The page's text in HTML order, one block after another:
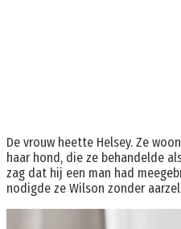
De vrouw heette Helsey. Ze
haar hond, die ze behandelde
zag dat hij een man had
nodigde ze Wilson zonder